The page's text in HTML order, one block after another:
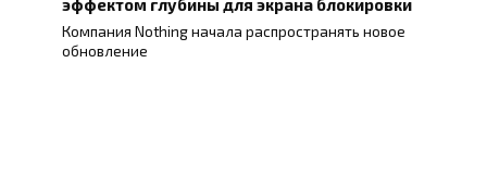
Компания Nothing начала распространять новое
обновление